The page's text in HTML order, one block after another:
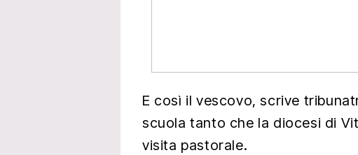
E così il vescovo, scrive
scuola tanto che la diocesi di
visita pastorale.